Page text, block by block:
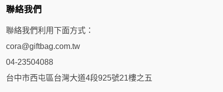
聯絡我們
聯絡我們利用下面方式：
cora@giftbag.com.tw
04-23504088
台中市西屯區台灣大道4段925號21樓之五